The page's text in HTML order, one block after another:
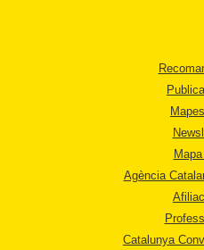
Agència
Catalunya